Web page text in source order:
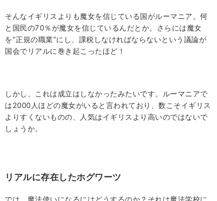
そんなイギリスよりも魔女を信じている国がルーマニア。何
と国民の70％が魔女を信じているんだとか。さらには魔女
を“正規の職業”にし、課税しなければならないという議論が
国会でリアルに巻き起こったほど！
しかし、これは成立はしなかったみたいです。ルーマニアで
は2000人ほどの魔女がいると言われており、数こそイギリス
よりすくないものの、人気はイギリスより高いのではないで
しょうか。
リアルに存在したホグワーツ